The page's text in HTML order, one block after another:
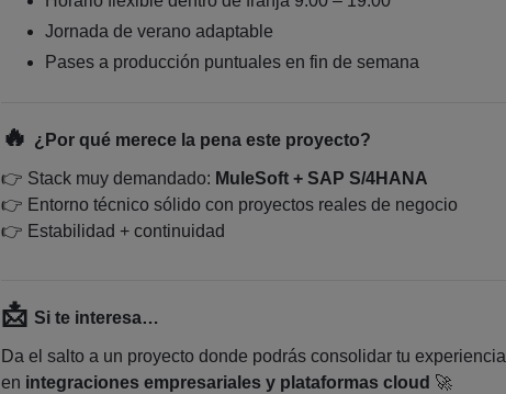
Jornada de verano adaptable
Pases a producción puntuales en fin de semana
🔥 ¿Por qué merece la pena este proyecto?
👉 Stack muy demandado: MuleSoft + SAP S/4HANA
👉 Entorno técnico sólido con proyectos reales de negocio
👉 Estabilidad + continuidad
📩 Si te interesa…
Da el salto a un proyecto donde podrás consolidar tu experiencia
en integraciones empresariales y plataformas cloud 🚀